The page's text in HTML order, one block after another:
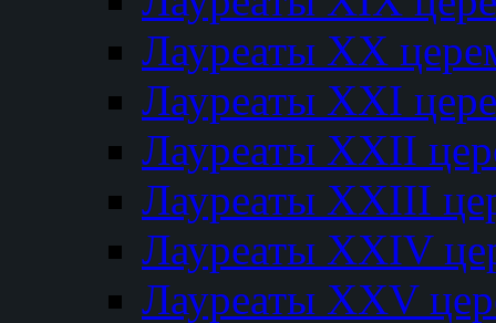
Лауреаты XX
Лауреаты XXI
Лауреаты XXII
Лауреаты XXIII
Лауреаты XXIV
Лауреаты XXV